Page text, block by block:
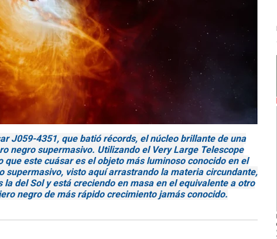
J059-4351, que batió récords, el núcleo brillante de una
negro supermasivo. Utilizando el Very Large Telescope
que este cuásar es el objeto más luminoso conocido en el
supermasivo, visto aquí arrastrando la materia circundante,
del Sol y está creciendo en masa en el equivalente a otro
negro de más rápido crecimiento jamás conocido.